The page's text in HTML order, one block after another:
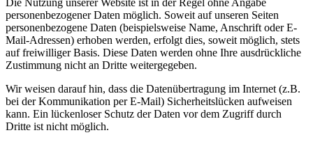
personenbezogener Daten möglich. Soweit auf unseren Seiten
personenbezogene Daten (beispielsweise Name, Anschrift oder E-
Mail-Adressen) erhoben werden, erfolgt dies, soweit möglich, stets
auf freiwilliger Basis. Diese Daten werden ohne Ihre ausdrückliche
Zustimmung nicht an Dritte weitergegeben.
Wir weisen darauf hin, dass die Datenübertragung im Internet (z.B.
bei der Kommunikation per E-Mail) Sicherheitslücken aufweisen
kann. Ein lückenloser Schutz der Daten vor dem Zugriff durch
Dritte ist nicht möglich.